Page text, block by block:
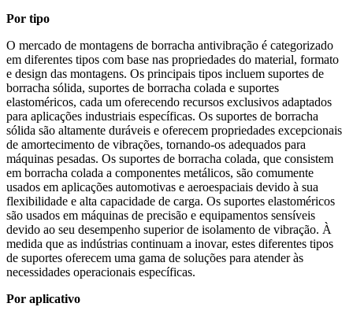
Por tipo
O mercado de montagens de borracha antivibração é categorizado
em diferentes tipos com base nas propriedades do material, formato
e design das montagens. Os principais tipos incluem suportes de
borracha sólida, suportes de borracha colada e suportes
elastoméricos, cada um oferecendo recursos exclusivos adaptados
para aplicações industriais específicas. Os suportes de borracha
sólida são altamente duráveis ​​e oferecem propriedades excepcionais
de amortecimento de vibrações, tornando-os adequados para
máquinas pesadas. Os suportes de borracha colada, que consistem
em borracha colada a componentes metálicos, são comumente
usados ​​em aplicações automotivas e aeroespaciais devido à sua
flexibilidade e alta capacidade de carga. Os suportes elastoméricos
são usados ​​em máquinas de precisão e equipamentos sensíveis
devido ao seu desempenho superior de isolamento de vibração. À
medida que as indústrias continuam a inovar, estes diferentes tipos
de suportes oferecem uma gama de soluções para atender às
necessidades operacionais específicas.
Por aplicativo